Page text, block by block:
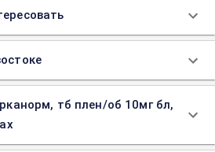
тб плен/об 10мг бл,